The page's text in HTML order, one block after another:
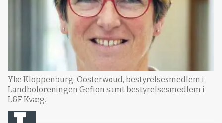
Yke Kloppenburg-Oosterwoud, bestyrelsesmedlem i
Landboforeningen Gefion samt bestyrelsesmedlem i
L&F Kvæg.